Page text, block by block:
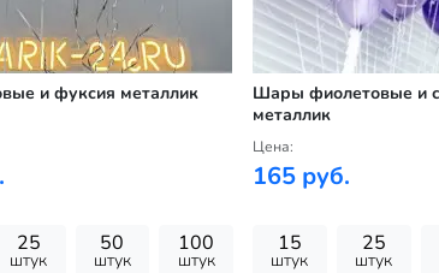
и фуксия металлик
25
штук
50
штук
100
штук
Шары фиолетовые и
металлик
Цена:
165 руб.
15
штук
25
штук